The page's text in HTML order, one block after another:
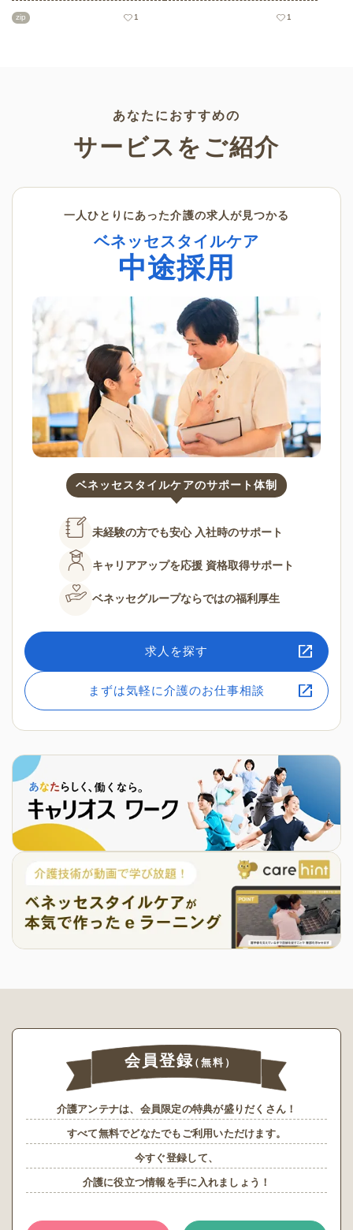
齢者・子どもいずれにも最適な
zip 1
けのものまでバリエーションも
1
あなたにおすすめの
サービスをご紹介
一人ひとりにあった介護の求人が見つかる
ベネッセスタイルケア
中途採用
ベネッセスタイルケアのサポート体制
未経験の方でも安心 入社時のサポート
キャリアアップを応援 資格取得サポート
ベネッセグループならではの福利厚生
求人を探す
まずは気軽に介護のお仕事相談
会員登録（無料）
介護アンテナは、会員限定の特典が盛りだくさん！
すべて無料でどなたでもご利用いただけます。
今すぐ登録して、
介護に役立つ情報を手に入れましょう！